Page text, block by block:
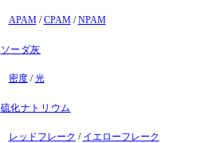
APAM/CPAM/NPAM
ソーダ灰
密度/光
硫化ナトリウム
レッドフレーク / イエローフレーク